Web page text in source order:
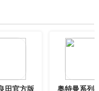
田官方版 奥特曼系列